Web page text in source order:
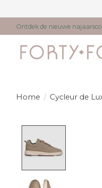
Ontdek de nieuwe
Home / Cycleur de